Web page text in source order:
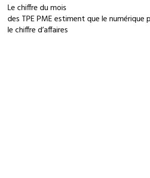
Le chiffre du mois
des TPE PME estiment que le numérique
le chiffre d’affaires